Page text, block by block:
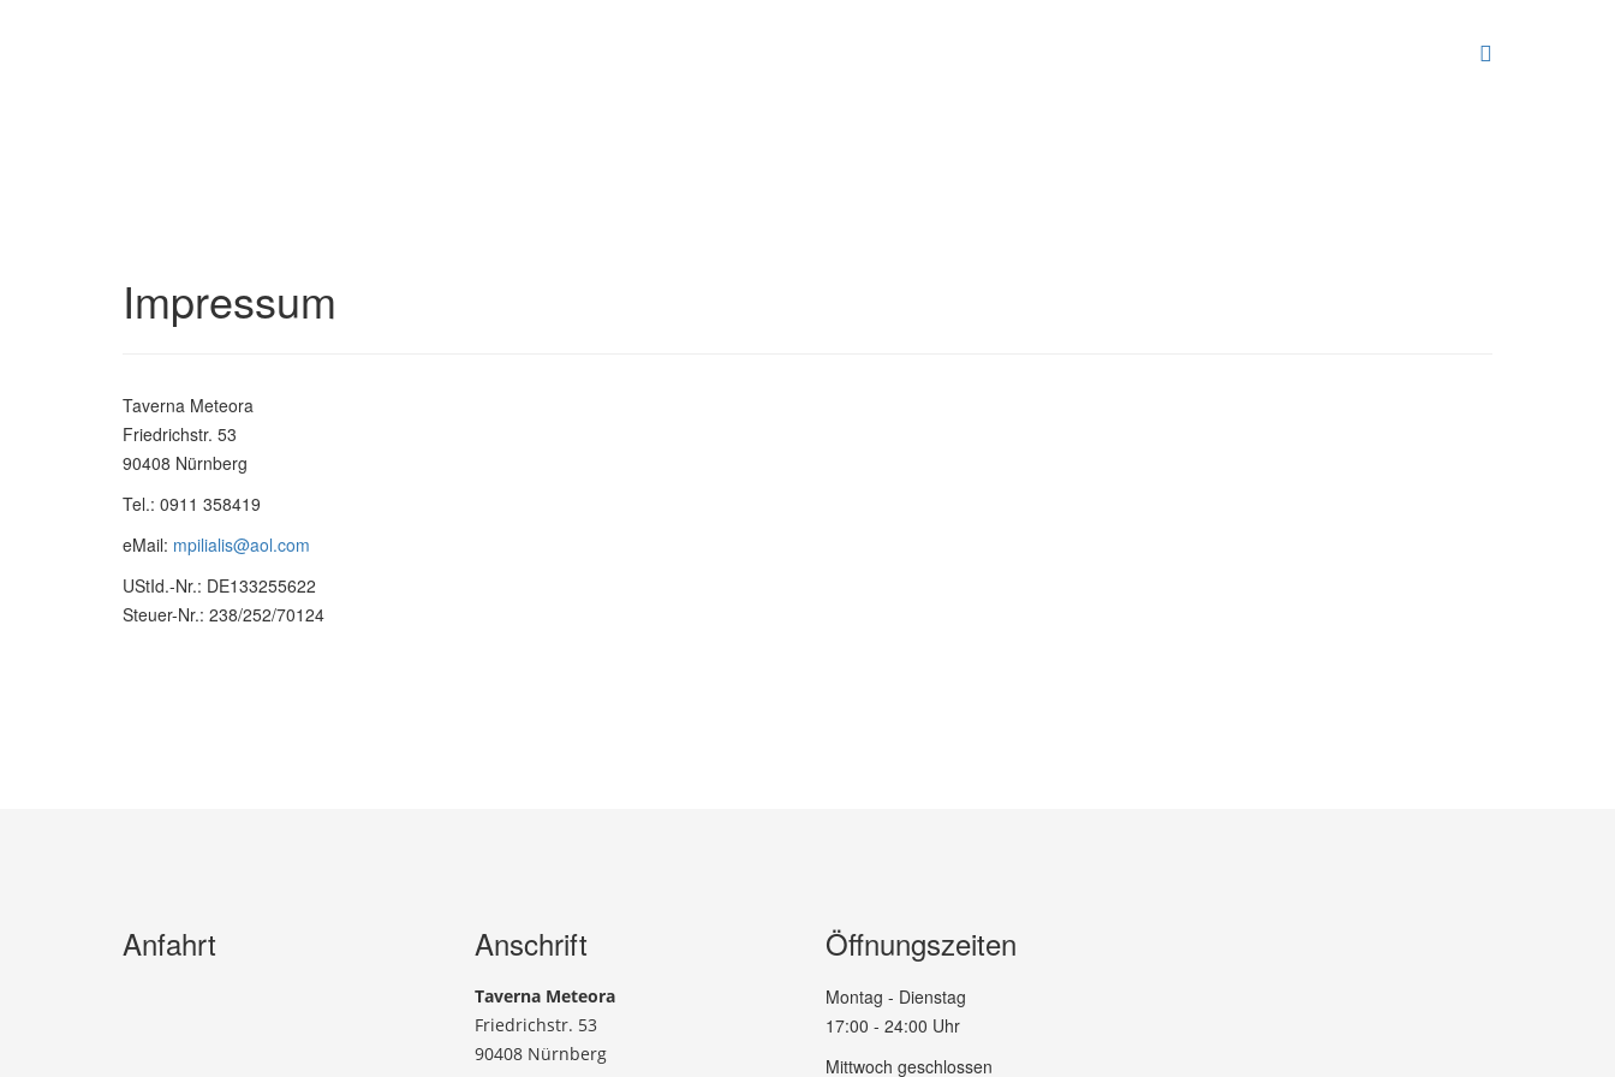
Impressum
Taverna Meteora
Friedrichstr. 53
90408 Nürnberg
Tel.: 0911 358419
eMail: mpilialis@aol.com
UStId.-Nr.: DE133255622
Steuer-Nr.: 238/252/70124
Anfahrt Anschrift
Taverna Meteora
Friedrichstr. 53
90408 Nürnberg
Öffnungszeiten
Montag - Dienstag
17:00 - 24:00 Uhr
Mittwoch geschlossen